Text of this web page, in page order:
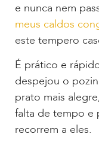
e nunca nem
meus caldos
este tempero
É prático e
despejou o
prato mais
falta de tempo e
recorrem a eles.